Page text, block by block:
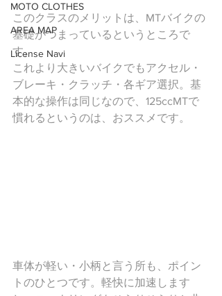
MOTO CLOTHES
AREA MAP
License Navi
このクラスのメリットは、MTバイクの
基礎がつまっているというところで
す。
これより大きいバイクでもアクセル・
ブレーキ・クラッチ・各ギア選択。基
本的な操作は同じなので、125ccMTで
慣れるというのは、おススメです。
車体が軽い・小柄と言う所も、ポイン
トのひとつです。軽快に加速します